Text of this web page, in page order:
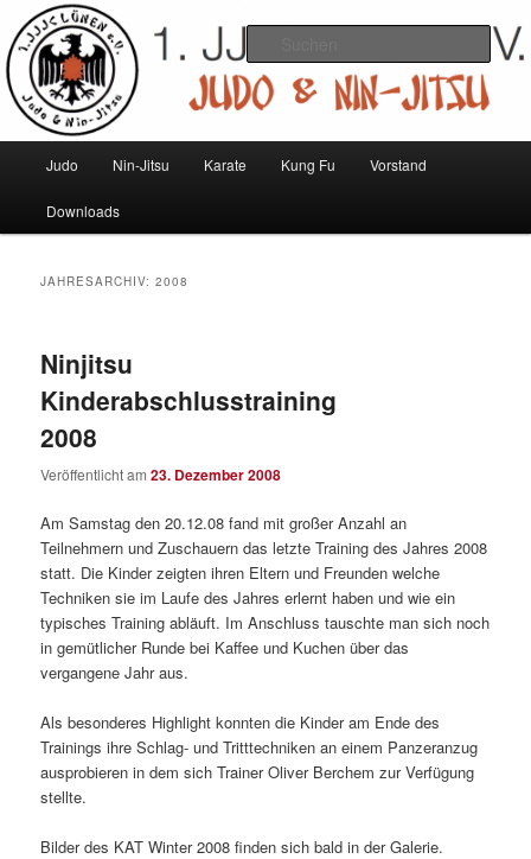
primären
Inhalt
springen
sekundären
Inhalt
springen1. JJJC Lünen e.V.
Judo und Ninjitsu
Judo Nin-Jitsu Karate Kung Fu Vorstand
Downloads
JAHRESARCHIV:2008
Ninjitsu
Kinderabschlusstraining
2008
Veröffentlicht am23. Dezember 2008
Am Samstag den 20.12.08 fand mit großer Anzahl an
Teilnehmern und Zuschauern das letzte Training des Jahres 2008
statt. Die Kinder zeigten ihren Eltern und Freunden welche
Techniken sie im Laufe des Jahres erlernt haben und wie ein
typisches Training abläuft. Im Anschluss tauschte man sich noch
in gemütlicher Runde bei Kaffee und Kuchen über das
vergangene Jahr aus.
Als besonderes Highlight konnten die Kinder am Ende des
Trainings ihre Schlag- und Tritttechniken an einem Panzeranzug
ausprobieren in dem sich Trainer Oliver Berchem zur Verfügung
stellte.
Bilder des KAT Winter 2008 finden sich bald in der Galerie.